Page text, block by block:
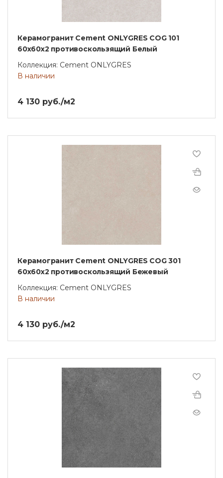
Керамогранит Cement ONLYGRES COG 101
60x60x2 противоскользящий Белый
Коллекция: Cement ONLYGRES
В наличии
4 130 руб./м2
Керамогранит Cement ONLYGRES COG 301
60x60x2 противоскользящий Бежевый
Коллекция: Cement ONLYGRES
В наличии
4 130 руб./м2